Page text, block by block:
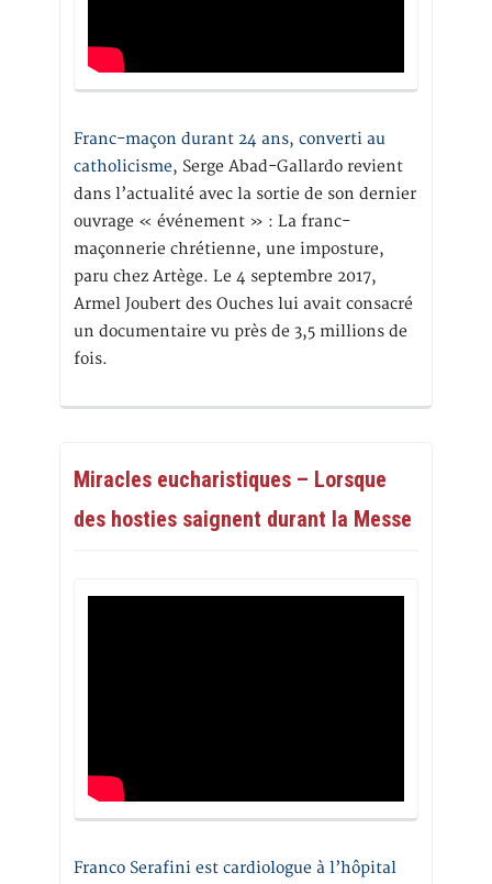
Franc-maçon durant 24 ans, converti au
catholicisme, Serge Abad-Gallardo revient
dans l’actualité avec la sortie de son dernier
ouvrage « événement » : La franc-
maçonnerie chrétienne, une imposture,
paru chez Artège. Le 4 septembre 2017,
Armel Joubert des Ouches lui avait consacré
un documentaire vu près de 3,5 millions de
fois.
Miracles eucharistiques – Lorsque
des hosties saignent durant la Messe
Franco Serafini est cardiologue à l’hôpital